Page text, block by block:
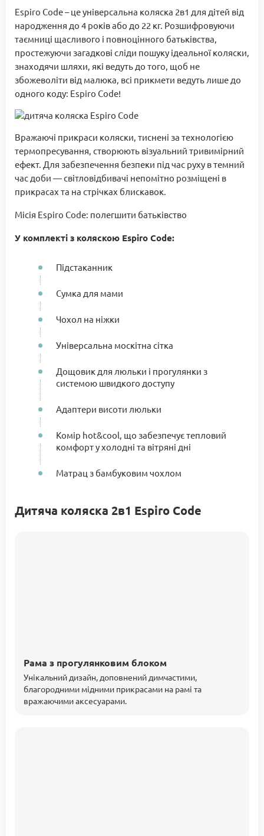
Espiro Code – це універсальна коляска 2в1 для дітей від
народження до 4 років або до 22 кг. Розшифровуючи
таємниці щасливого і повноцінного батьківства,
простежуючи загадкові сліди пошуку ідеальної коляски,
знаходячи шляхи, які ведуть до того, щоб не
збожеволіти від малюка, всі прикмети ведуть лише до
одного коду: Espiro Code!
Вражаючі прикраси коляски, тиснені за технологією
термопресування, створюють візуальний тривимірний
ефект. Для забезпечення безпеки під час руху в темний
час доби — світловідбивачі непомітно розміщені в
прикрасах та на стрічках блискавок.
Місія Espiro Code: полегшити батьківство
У комплекті з коляскою Espiro Code:
Підстаканник
Сумка для мами
Чохол на ніжки
Універсальна москітна сітка
Дощовик для люльки і прогулянки з
системою швидкого доступу
Адаптери висоти люльки
Комір hot&cool, що забезпечує тепловий
комфорт у холодні та вітряні дні
Матрац з бамбуковим чохлом
Дитяча коляска 2в1 Espiro Code
Рама з прогулянковим блоком
Унікальний дизайн, доповнений димчастими,
благородними мідними прикрасами на рамі та
вражаючими аксесуарами.